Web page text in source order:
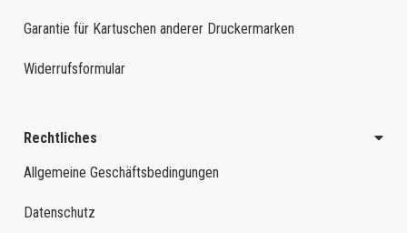
Garantie für Kartuschen anderer Druckermarken
Widerrufsformular
Rechtliches
Allgemeine Geschäftsbedingungen
Datenschutz